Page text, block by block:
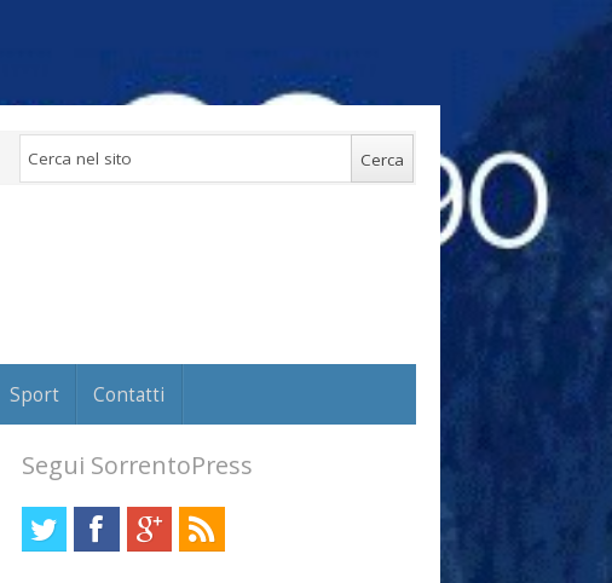
Sport Contatti
Segui SorrentoPress